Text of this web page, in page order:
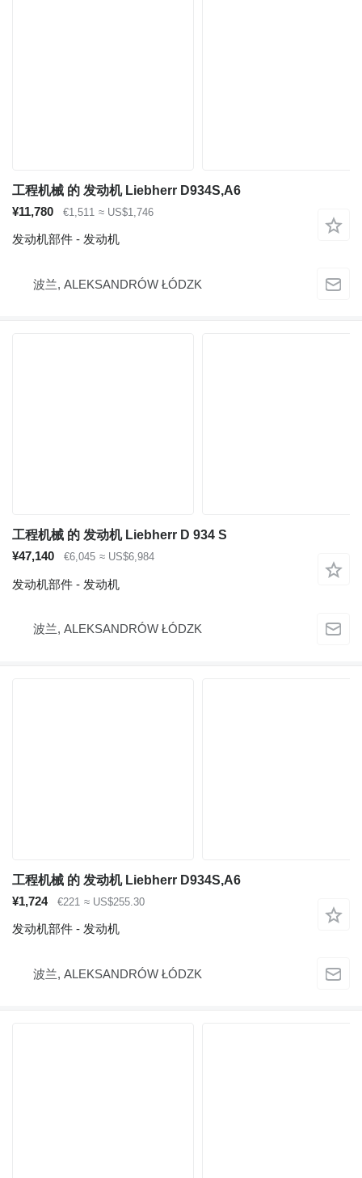
工程机械 的 发动机 Liebherr D934S,A6
¥11,780
€1,511 ≈ US$1,746
发动机部件 - 发动机
波兰, ALEKSANDRÓW ŁÓDZK
工程机械 的 发动机 Liebherr D 934 S
¥47,140
€6,045 ≈ US$6,984
发动机部件 - 发动机
波兰, ALEKSANDRÓW ŁÓDZK
工程机械 的 发动机 Liebherr D934S,A6
¥1,724
€221 ≈ US$255.30
发动机部件 - 发动机
波兰, ALEKSANDRÓW ŁÓDZK